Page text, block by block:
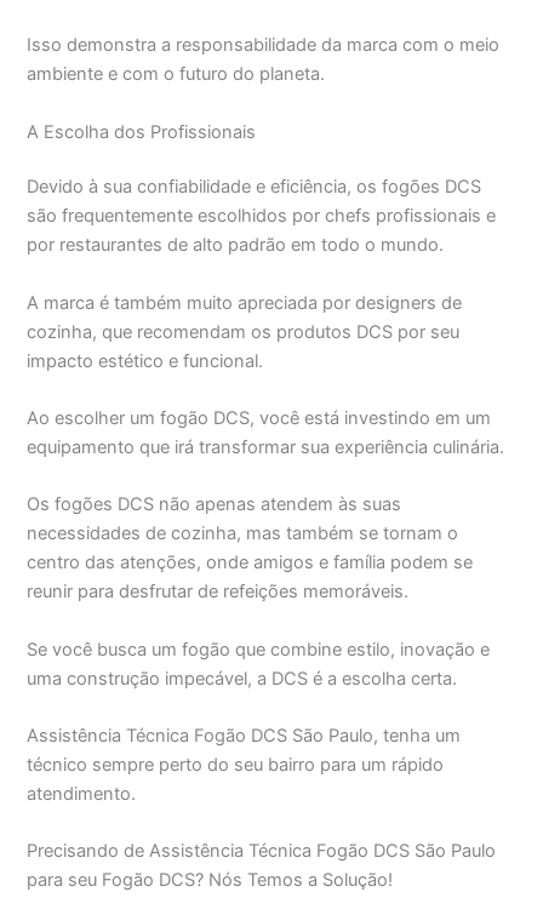
Isso demonstra a responsabilidade da marca com o meio
ambiente e com o futuro do planeta.
A Escolha dos Profissionais
Devido à sua confiabilidade e eficiência, os fogões DCS
são frequentemente escolhidos por chefs profissionais e
por restaurantes de alto padrão em todo o mundo.
A marca é também muito apreciada por designers de
cozinha, que recomendam os produtos DCS por seu
impacto estético e funcional.
Ao escolher um fogão DCS, você está investindo em um
equipamento que irá transformar sua experiência culinária.
Os fogões DCS não apenas atendem às suas
necessidades de cozinha, mas também se tornam o
centro das atenções, onde amigos e família podem se
reunir para desfrutar de refeições memoráveis.
Se você busca um fogão que combine estilo, inovação e
uma construção impecável, a DCS é a escolha certa.
Assistência Técnica Fogão DCS São Paulo, tenha um
técnico sempre perto do seu bairro para um rápido
atendimento.
Precisando de Assistência Técnica Fogão DCS São Paulo
para seu Fogão DCS? Nós Temos a Solução!